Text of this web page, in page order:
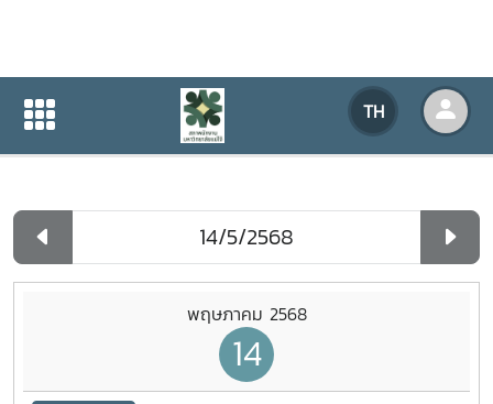
TH
ปฏิทินกิจกรรมของหน่วยงาน
ปฏิทินกิจกรรมของหน่วยงาน
พฤษภาคม 2568
14